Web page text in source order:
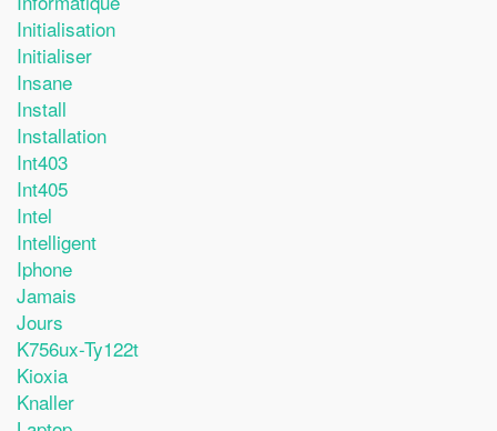
Initialisation
Initialiser
Insane
Install
Installation
Int403
Int405
Intel
Intelligent
Iphone
Jamais
Jours
K756ux-Ty122t
Kioxia
Knaller